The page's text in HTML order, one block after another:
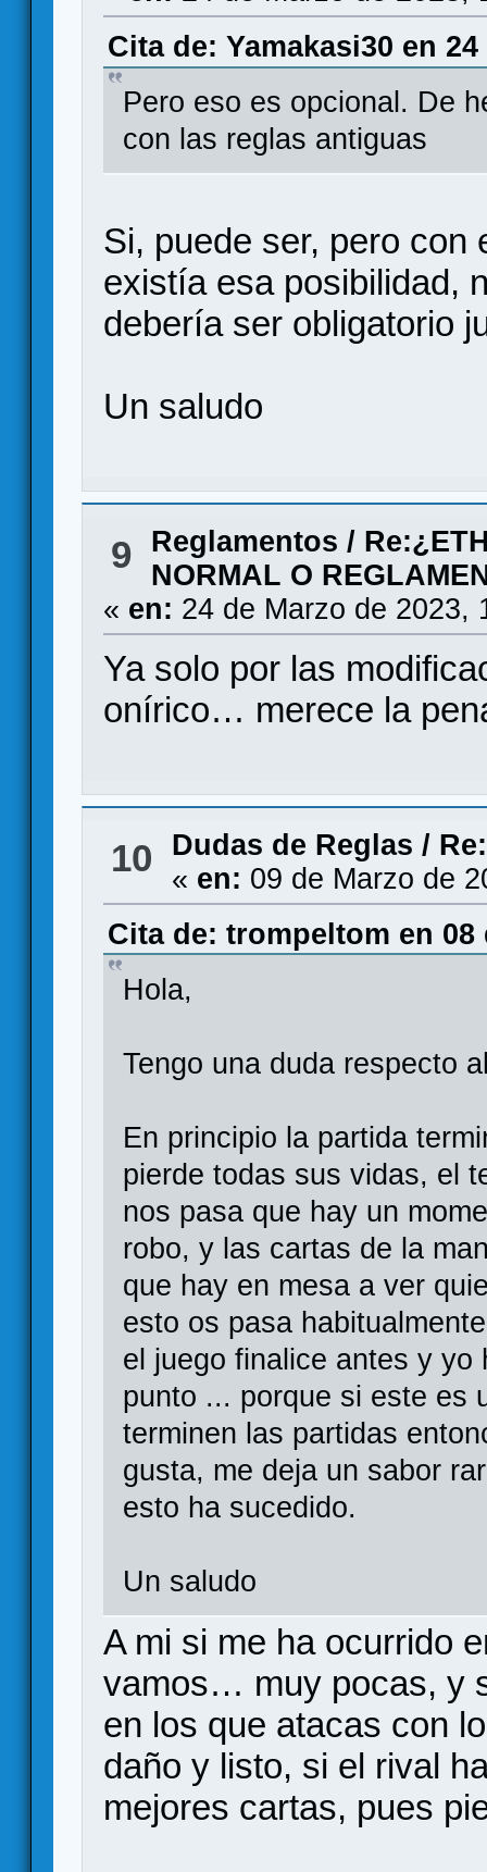
Cita de: Yamakasi30 en
Pero eso es opcional. De
con las reglas antiguas
Si, puede ser, pero con
existía esa posibilidad,
debería ser obligatorio
Un saludo
9 Reglamentos /
NORMAL O
« en: 24 de Marzo de 2023,
Ya solo por las
onírico… merece la
10 Dudas de Reglas /
« en: 09 de Marzo de
Cita de: trompeltom en 08
Hola,
Tengo una duda respecto
En principio la partida
pierde todas sus vidas, el
nos pasa que hay un
robo, y las cartas de la
que hay en mesa a ver
esto os pasa
el juego finalice antes y
punto ... porque si este es
terminen las partidas
gusta, me deja un sabor
esto ha sucedido.
Un saludo
A mi si me ha ocurrido
vamos… muy pocas, y
en los que atacas con
daño y listo, si el rival
mejores cartas, pues